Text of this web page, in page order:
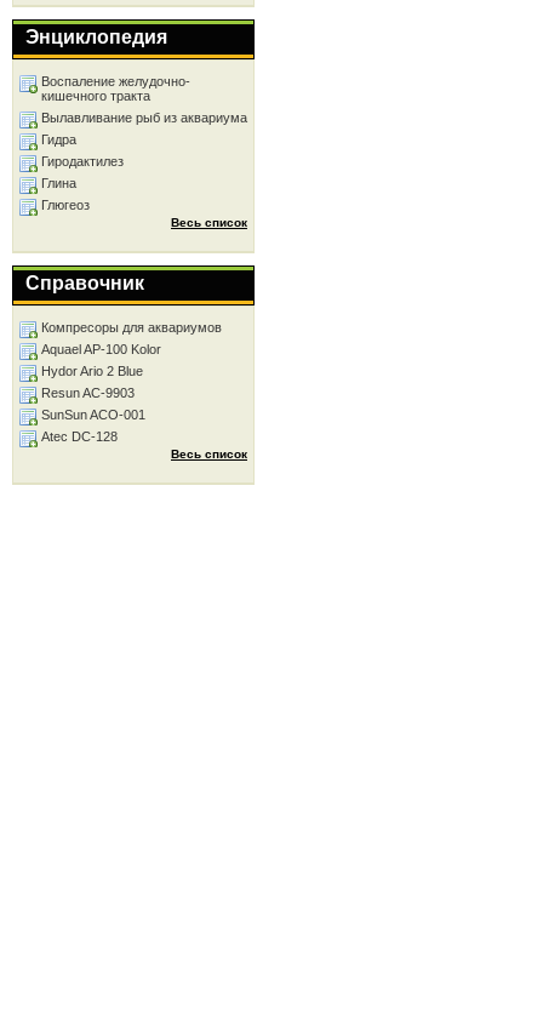
Энциклопедия
Воспаление желудочно-
кишечного тракта
Вылавливание рыб из аквариума
Гидра
Гиродактилез
Глина
Глюгеоз
Весь список
Справочник
Компресоры для аквариумов
Aquael AP-100 Kolor
Hydor Ario 2 Blue
Resun AC-9903
SunSun ACO-001
Atec DC-128
Весь список